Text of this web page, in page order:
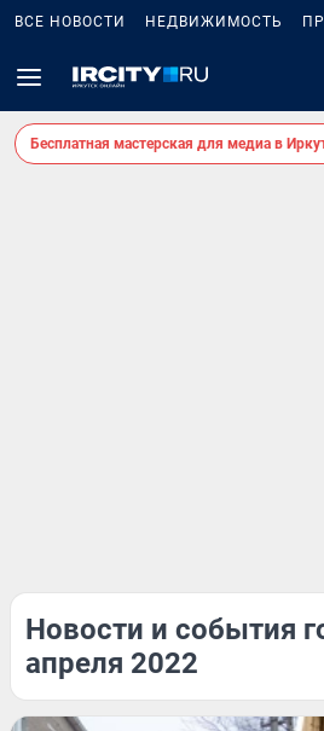
ВСЕ НОВОСТИ НЕДВИЖИМОСТЬ
Бесплатная мастерская для медиа в
Новости и события
апреля 2022